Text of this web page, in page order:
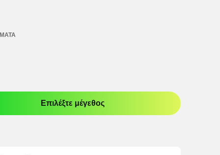
για να συνδεθείτε ή να εγγραφείτε ως μέλος
Επιλέξτε μέγεθος